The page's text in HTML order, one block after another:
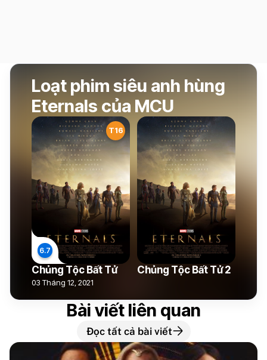
Loạt phim siêu anh hùng
Eternals của MCU
T16
Chủng Tộc Bất Tử
03 Tháng 12, 2021
Chủng Tộc Bất Tử 2
Bài viết liên quan
Đọc tất cả bài viết